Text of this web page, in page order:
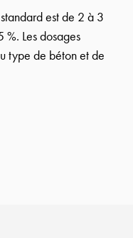
est de 2 à 3
Les dosages
type de béton et de